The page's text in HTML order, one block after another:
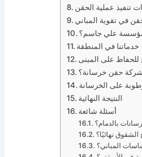
تنفيذ عملية الحقن
في تقوية المباني
مؤسسة علي جاسم؟
خدماتنا في المنطقة
للحفاظ على المبنى
شركة حقن خرسانة؟
على الخرسانة
النتيجة النهائية
بالدمام؟
نهائيًا؟
المباني؟